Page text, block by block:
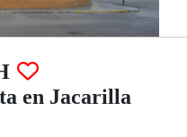
en Jacarilla